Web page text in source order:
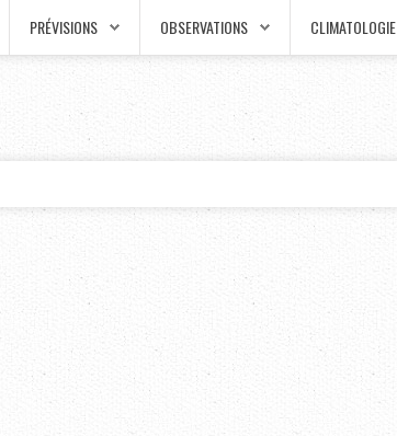
PRÉVISIONS OBSERVATIONS CLIMATOLOGIE